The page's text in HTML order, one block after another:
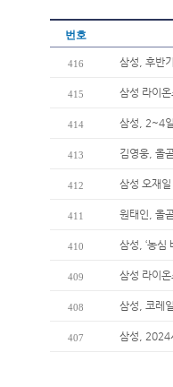
번호
416 삼성, 후반
415 삼성 라이
414 삼성, 2~4
413 김영웅, 올
412 삼성 오재
411 원태인, 올
410 삼성, ‘농심
409 삼성 라이
408 삼성, 코레
407 삼성, 2024